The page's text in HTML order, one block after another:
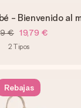
- Bienvenido al
€ 19,79 €
2 Tipos
Rebajas